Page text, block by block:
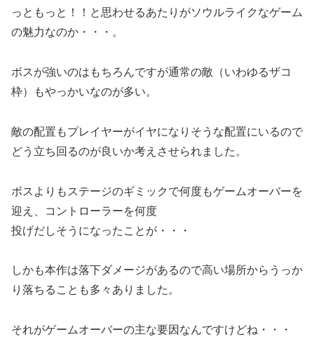
っともっと！！と思わせるあたりがソウルライクなゲーム
の魅力なのか・・・。
ボスが強いのはもちろんですが通常の敵（いわゆるザコ
枠）もやっかいなのが多い。
敵の配置もプレイヤーがイヤになりそうな配置にいるので
どう立ち回るのが良いか考えさせられました。
ボスよりもステージのギミックで何度もゲームオーバーを
迎え、コントローラーを何度
投げだしそうになったことが・・・
しかも本作は落下ダメージがあるので高い場所からうっか
り落ちることも多々ありました。
それがゲームオーバーの主な要因なんですけどね・・・